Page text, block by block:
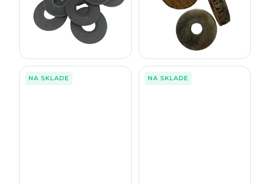
1026616, F054844
3,20€ bez DPH € bez DPH
s DPH
NA SKLADE NA SKLADE